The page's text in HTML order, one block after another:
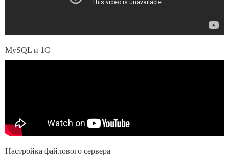
MySQL и 1С
Настройка файлового сервера